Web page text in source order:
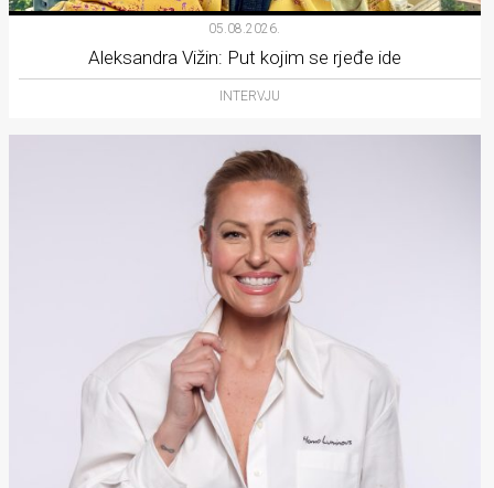
05.08.2026.
Aleksandra Vižin: Put kojim se rjeđe ide
INTERVJU